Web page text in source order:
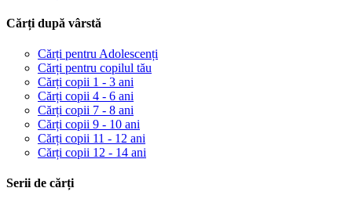
Cărți după vârstă
Cărți pentru Adolescenți
Cărți pentru copilul tău
Cărți copii 1 - 3 ani
Cărți copii 4 - 6 ani
Cărți copii 7 - 8 ani
Cărți copii 9 - 10 ani
Cărți copii 11 - 12 ani
Cărți copii 12 - 14 ani
Serii de cărți